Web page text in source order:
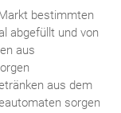
bestimmten
abgefüllt und von
aus
aus dem
sorgen